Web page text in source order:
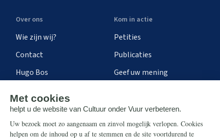
Over ons
Wie zijn wij?
Contact
Hugo Bos
Kom in actie
Petities
Publicaties
Geef uw mening
Steun ons Info